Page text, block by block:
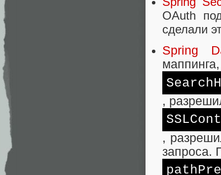
OAuth
сделали
Spring
,
,
запроса.